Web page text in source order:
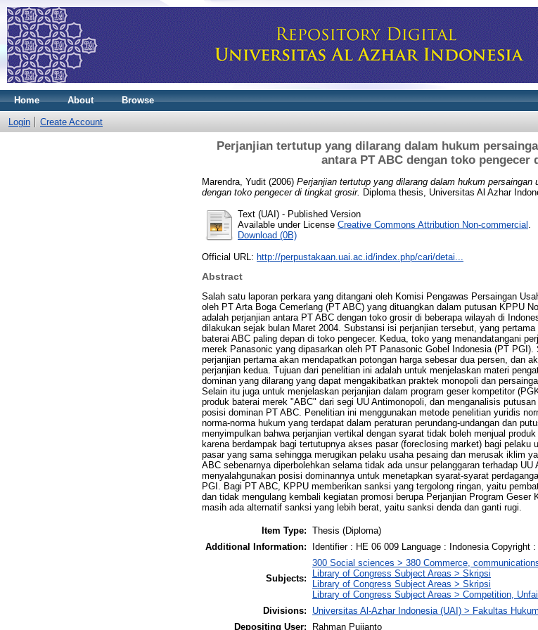
Home About Browse
Login Create Account
Perjanjian tertutup yang dilarang dalam hukum
antara PT ABC dengan toko
Marendra, Yudit (2006) Perjanjian tertutup yang dilarang dalam hukum
dengan toko pengecer di tingkat grosir. Diploma thesis, Universitas Al Azhar
Text (UAI) - Published Version
Available under License Creative Commons Attribution Non-commercial
Download (0B)
Official URL: http://perpustakaan.uai.ac.id/index.php/cari/detai...
Abstract
Salah satu laporan perkara yang ditangani oleh Komisi Pengawas Persaingan
oleh PT Arta Boga Cemerlang (PT ABC) yang dituangkan dalam putusan KPPU
adalah perjanjian antara PT ABC dengan toko grosir di beberapa wilayah di
dilakukan sejak bulan Maret 2004. Substansi isi perjanjian tersebut, yang
baterai ABC paling depan di toko pengecer. Kedua, toko yang menandatangani
merek Panasonic yang dipasarkan oleh PT Panasonic Gobel Indonesia (PT
perjanjian pertama akan mendapatkan potongan harga sebesar dua persen, dan
perjanjian kedua. Tujuan dari penelitian ini adalah untuk menjelaskan materi
dominan yang dilarang yang dapat mengakibatkan praktek monopoli dan
Selain itu juga untuk menjelaskan perjanjian dalam program geser kompetitor
produk baterai merek "ABC" dari segi UU Antimonopoli, dan menganalisis
posisi dominan PT ABC. Penelitian ini menggunakan metode penelitian yuridis
norma-norma hukum yang terdapat dalam peraturan perundang-undangan dan
menyimpulkan bahwa perjanjian vertikal dengan syarat tidak boleh menjual
karena berdampak bagi tertutupnya akses pasar (foreclosing market) bagi
pasar yang sama sehingga merugikan pelaku usaha pesaing dan merusak iklim
ABC sebenarnya diperbolehkan selama tidak ada unsur pelanggaran terhadap
menyalahgunakan posisi dominannya untuk menetapkan syarat-syarat
PGI. Bagi PT ABC, KPPU memberikan sanksi yang tergolong ringan, yaitu
dan tidak mengulang kembali kegiatan promosi berupa Perjanjian Program Geser
masih ada alternatif sanksi yang lebih berat, yaitu sanksi denda dan ganti rugi.
Item Type: Thesis (Diploma)
Additional Information:
Identifier : HE 06 009 Language : Indonesia Copyright
Subjects:
300 Social sciences > 380 Commerce,
Library of Congress Subject Areas > Skripsi
Library of Congress Subject Areas > Skripsi
Library of Congress Subject Areas > Competition,
Divisions:
Universitas Al-Azhar Indonesia (UAI) > Fakultas
Depositing User:
Rahman Pujianto